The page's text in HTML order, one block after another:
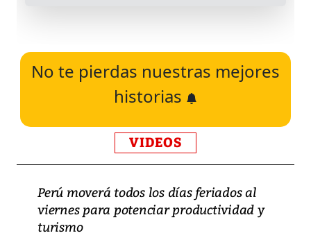
No te pierdas nuestras mejores
historias
VIDEOS
Perú moverá todos los días feriados al
viernes para potenciar productividad y
turismo